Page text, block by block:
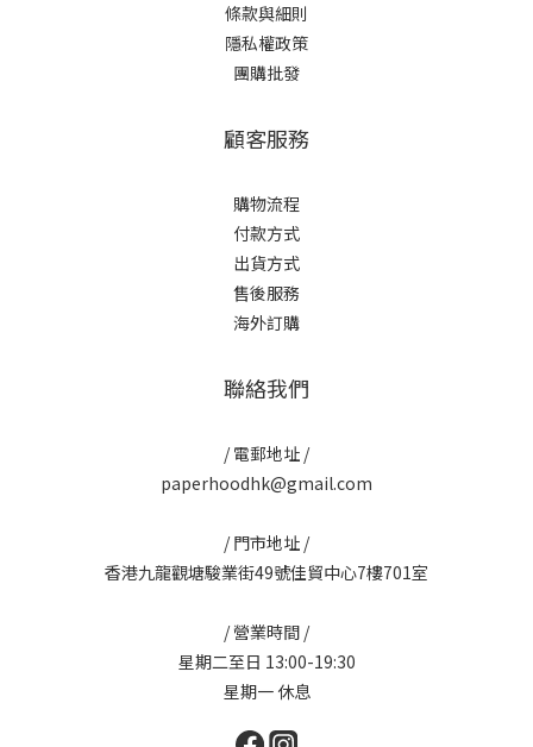
條款與細則
隱私權政策
團購批發
顧客服務
購物流程
付款方式
出貨方式
售後服務
海外訂購
聯絡我們
/ 電郵地址 /
paperhoodhk@gmail.com
/ 門市地址 /
香港九龍觀塘駿業街49號佳貿中心7樓701室
/ 營業時間 /
星期二至日 13:00-19:30
星期一 休息